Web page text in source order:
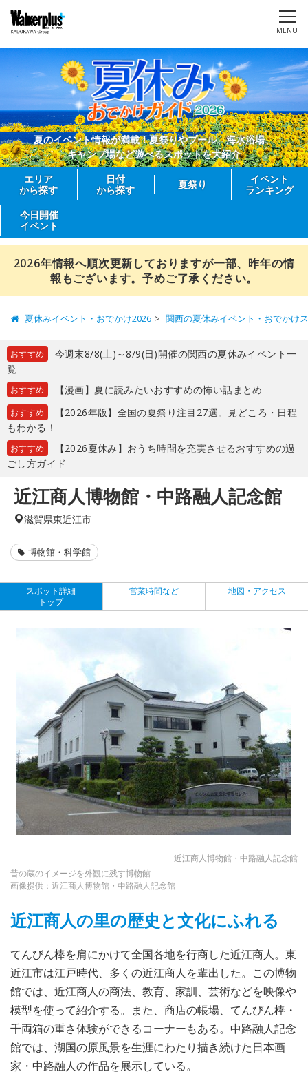
MENU
夏のイベント情報が満載！夏祭りやプール、海水浴場、
キャンプ場など遊べるスポットを大紹介
エリア
から探す
日付
から探す
夏祭り
イベント
ランキング
今日開催
イベント
2026年情報へ順次更新しておりますが一部、昨年の情
報もございます。予めご了承ください。
夏休みイベント・おでかけ2026 関西の夏休みイベント・おでかけ
おすすめ
今週末8/8(土)～8/9(日)開催の関西の夏休みイベント一
覧
おすすめ 【漫画】夏に読みたいおすすめの怖い話まとめ
おすすめ
【2026年版】全国の夏祭り注目27選。見どころ・日程
もわかる！
おすすめ
【2026夏休み】おうち時間を充実させるおすすめの過
ごし方ガイド
近江商人博物館・中路融人記念館
滋賀県東近江市
博物館・科学館
スポット詳細
トップ
営業時間など 地図・アクセス
近江商人博物館・中路融人記念館
昔の蔵のイメージを外観に残す博物館
画像提供：近江商人博物館・中路融人記念館
近江商人の里の歴史と文化にふれる
てんびん棒を肩にかけて全国各地を行商した近江商人。東
近江市は江戸時代、多くの近江商人を輩出した。この博物
館では、近江商人の商法、教育、家訓、芸術などを映像や
模型を使って紹介する。また、商店の帳場、てんびん棒・
千両箱の重さ体験ができるコーナーもある。中路融人記念
館では、湖国の原風景を生涯にわたり描き続けた日本画
家・中路融人の作品を展示している。